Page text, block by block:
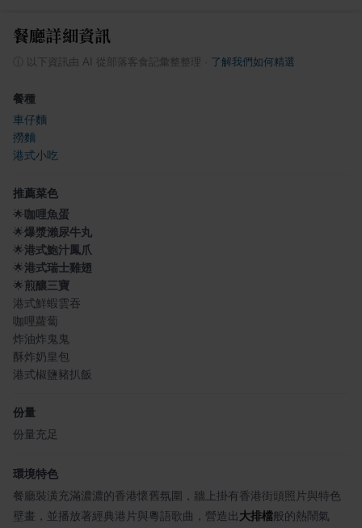
餐廳詳細資訊
ⓘ 以下資訊由 AI 從部落客食記彙整整理 了解我們如何精選
餐種
車仔麵
撈麵
港式小吃
推薦菜色
🌟咖哩魚蛋
🌟爆漿瀨尿牛丸
🌟港式鮑汁鳳爪
🌟港式瑞士雞翅
🌟煎釀三寶
港式鮮蝦雲吞
咖哩蘿蔔
炸油炸鬼鬼
酥炸奶皇包
港式椒鹽豬扒飯
份量
份量充足
環境特色
餐廳裝潢充滿濃濃的香港懷舊氛圍，牆上掛有香港街頭照片與特色
壁畫，並播放著經典港片與粵語歌曲，營造出大排檔般的熱鬧氣